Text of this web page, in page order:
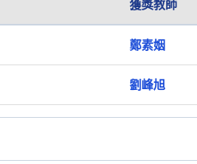
獲獎教師
鄭素姻
劉峰旭